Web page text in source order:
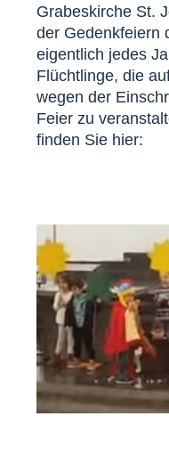
Grabeskirche St.
der Gedenkfeiern
eigentlich jedes
Flüchtlinge, die
wegen der
Feier zu
finden Sie hier: